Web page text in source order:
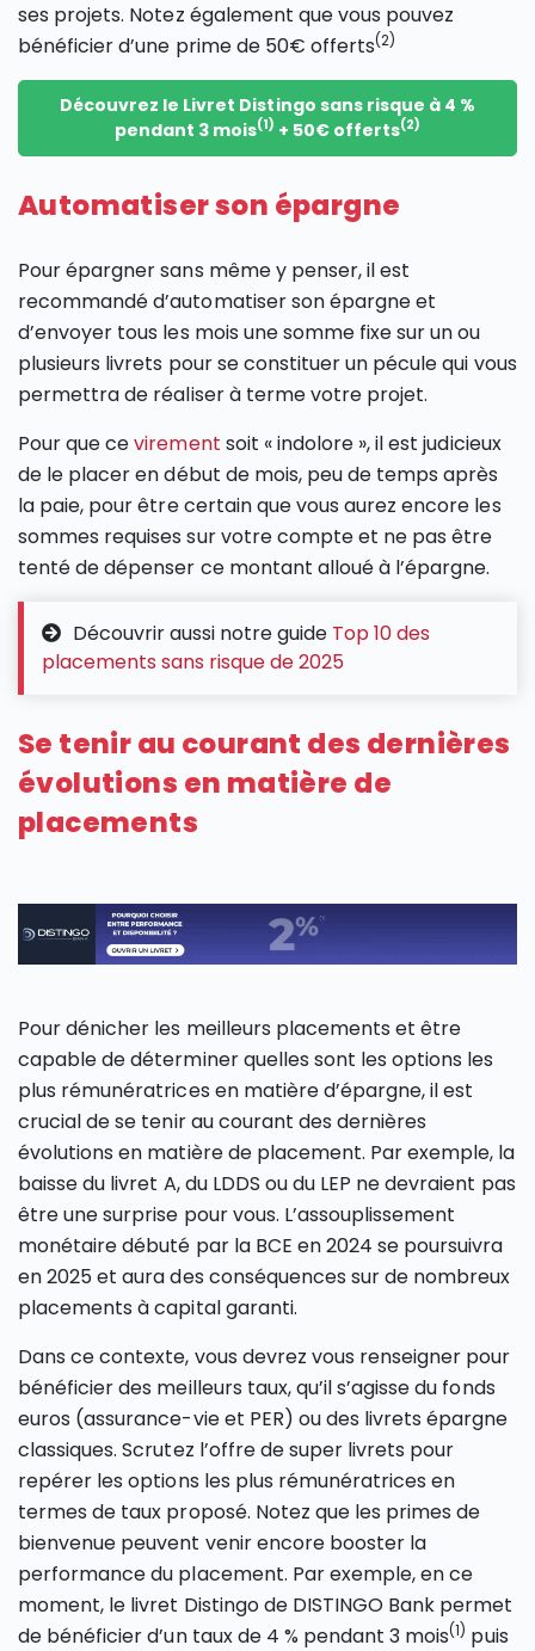
ses projets. Notez également que vous pouvez
bénéficier d’une prime de 50€ offerts(2)
Découvrez le Livret Distingo sans risque à 4 %
pendant 3 mois(1) + 50€ offerts(2)
Automatiser son épargne
Pour épargner sans même y penser, il est
recommandé d’automatiser son épargne et
d’envoyer tous les mois une somme fixe sur un ou
plusieurs livrets pour se constituer un pécule qui vous
permettra de réaliser à terme votre projet.
Pour que cevirement soit « indolore », il est judicieux
de le placer en début de mois, peu de temps après
la paie, pour être certain que vous aurez encore les
sommes requises sur votre compte et ne pas être
tenté de dépenser ce montant alloué à l’épargne.
Découvrir aussi notre guide Top 10 des
placements sans risque de 2025
Se tenir au courant des dernières
évolutions en matière de
placements
Pour dénicher les meilleurs placements et être
capable de déterminer quelles sont les options les
plus rémunératrices en matière d’épargne, il est
crucial de se tenir au courant des dernières
évolutions en matière de placement. Par exemple, la
baisse du livret A, du LDDS ou du LEP ne devraient pas
être une surprise pour vous. L’assouplissement
monétaire débuté par la BCE en 2024 se poursuivra
en 2025 et aura des conséquences sur de nombreux
placements à capital garanti.
Dans ce contexte, vous devrez vous renseigner pour
bénéficier des meilleurs taux, qu’il s’agisse du fonds
euros (assurance-vie et PER) ou des livrets épargne
classiques. Scrutez l’offre de super livrets pour
repérer les options les plus rémunératrices en
termes de taux proposé. Notez que les primes de
bienvenue peuvent venir encore booster la
performance du placement. Par exemple, en ce
moment, le livret Distingo de DISTINGO Bank permet
de bénéficier d’un taux de 4 % pendant 3 mois(1) puis